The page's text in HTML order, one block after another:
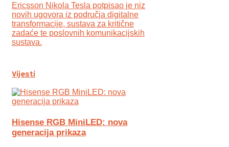
Ericsson Nikola Tesla potpisao je niz
novih ugovora iz područja digitalne
transformacije, sustava za kritične
zadaće te poslovnih komunikacijskih
sustava.
Vijesti
Hisense RGB MiniLED: nova
generacija prikaza